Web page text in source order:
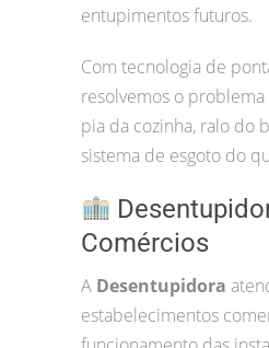
entupimentos futuros.
Com tecnologia de
resolvemos o problema
pia da cozinha, ralo do
sistema de esgoto do
Comércios
A Desentupidora
estabelecimentos